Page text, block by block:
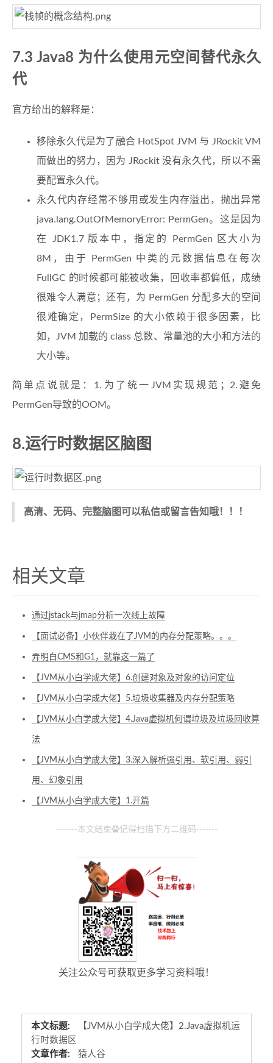
7.3 Java8 为什么使用元空间替代永久
代
官方给出的解释是：
移除永久代是为了融合 HotSpot JVM 与 JRockit VM
而做出的努力，因为 JRockit 没有永久代，所以不需
要配置永久代。
永久代内存经常不够用或发生内存溢出，抛出异常
java.lang.OutOfMemoryError: PermGen。这是因为
在 JDK1.7 版本中，指定的 PermGen 区大小为
8M，由于 PermGen 中类的元数据信息在每次
FullGC 的时候都可能被收集，回收率都偏低，成绩
很难令人满意；还有，为 PermGen 分配多大的空间
很难确定，PermSize 的大小依赖于很多因素，比
如，JVM 加载的 class 总数、常量池的大小和方法的
大小等。
简单点说就是：1.为了统一JVM实现规范；2.避免
PermGen导致的OOM。
8.运行时数据区脑图
高清、无码、完整脑图可以私信或留言告知哦！！！
相关文章
通过jstack与jmap分析一次线上故障
【面试必备】小伙伴栽在了JVM的内存分配策略。。。
弄明白CMS和G1，就靠这一篇了
【JVM从小白学成大佬】6.创建对象及对象的访问定位
【JVM从小白学成大佬】5.垃圾收集器及内存分配策略
【JVM从小白学成大佬】4.Java虚拟机何谓垃圾及垃圾回收算
法
【JVM从小白学成大佬】3.深入解析强引用、软引用、弱引
用、幻象引用
【JVM从小白学成大佬】1.开篇
-------本文结束 记得扫描下方二维码-------
关注公众号可获取更多学习资料哦！
本文标题:
【JVM从小白学成大佬】2.Java虚拟机运
行时数据区
文章作者:
猿人谷